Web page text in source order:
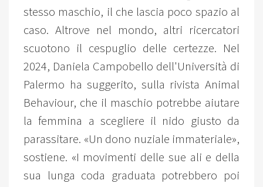
stesso maschio, il che lascia poco spazio al
caso. Altrove nel mondo, altri ricercatori
scuotono il cespuglio delle certezze. Nel
2024, Daniela Campobello dell'Università di
Palermo ha suggerito, sulla rivista Animal
Behaviour, che il maschio potrebbe aiutare
la femmina a scegliere il nido giusto da
parassitare. «Un dono nuziale immateriale»,
sostiene. «I movimenti delle sue ali e della
sua lunga coda graduata potrebbero poi